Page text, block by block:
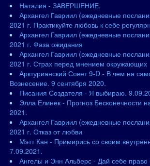
Наталия - ЗАВЕРШЕНИЕ.
Архангел Гавриил (ежедневные
2021 г. Практикуйте любовь к себе
Архангел Гавриил (ежедневные
2021 г. Фаза ожидания
Архангел Гавриил (ежедневные
2021 г. Страх перед мнением окружающих
Арктурианский Совет 9-D - В чем на
Вознесение. 9 сентября 2020.
Писания Создателя - Я выбираю.
Элла Елинек - Прогноз Бесконечности
2021.
Архангел Гавриил (ежедневные
2021 г. Отказ от любви
Мэтт Кан - Примирись со своим
7.09.2021.
Ангелы и Энн Альберс - Дай себе право